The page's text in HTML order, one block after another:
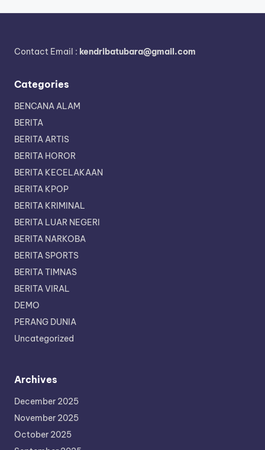
Contact Email : kendribatubara@gmail.com
Categories
BENCANA ALAM
BERITA
BERITA ARTIS
BERITA HOROR
BERITA KECELAKAAN
BERITA KPOP
BERITA KRIMINAL
BERITA LUAR NEGERI
BERITA NARKOBA
BERITA SPORTS
BERITA TIMNAS
BERITA VIRAL
DEMO
PERANG DUNIA
Uncategorized
Archives
December 2025
November 2025
October 2025